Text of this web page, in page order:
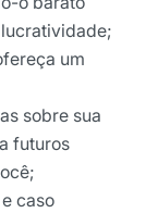
um
sobre sua
futuros
caso